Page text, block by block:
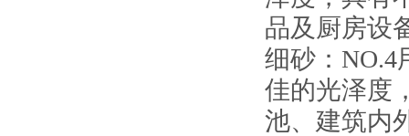
品及厨房设
细砂：NO.4
佳的光泽度
池、建筑内